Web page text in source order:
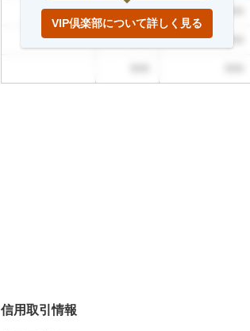
%
た
999
999
VIP倶楽部について詳しく見る
信用取引情報